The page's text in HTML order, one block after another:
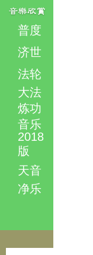
普度
济世
法轮
大法
炼功
音乐
2018
版
天音
净乐